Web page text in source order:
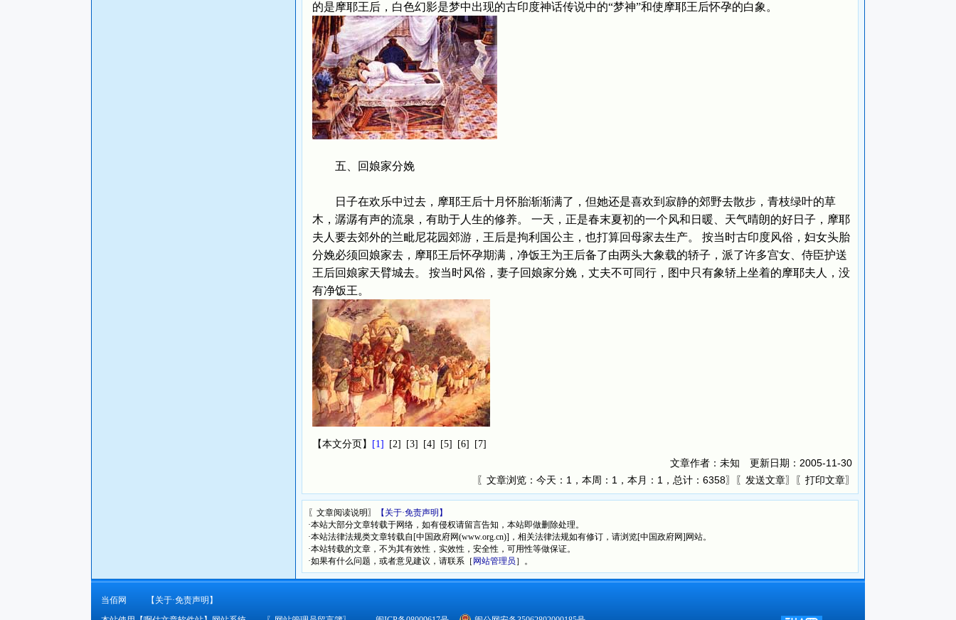
的是摩耶王后，白色幻影是梦中出现的古印度神话传说中的“梦神”和使摩耶王后怀孕的白象。
五、回娘家分娩
日子在欢乐中过去，摩耶王后十月怀胎渐渐满了，但她还是喜欢到寂静的郊野去散步，青枝绿叶的草
木，潺潺有声的流泉，有助于人生的修养。 一天，正是春末夏初的一个风和日暖、天气晴朗的好日子，摩耶
夫人要去郊外的兰毗尼花园郊游，王后是拘利国公主，也打算回母家去生产。 按当时古印度风俗，妇女头胎
分娩必须回娘家去，摩耶王后怀孕期满，净饭王为王后备了由两头大象载的轿子，派了许多宫女、侍臣护送
王后回娘家天臂城去。 按当时风俗，妻子回娘家分娩，丈夫不可同行，图中只有象轿上坐着的摩耶夫人，没
有净饭王。
【本文分页】 [1] [2] [3] [4] [5] [6] [7]
文章作者：未知 更新日期： 2005-11-30
〖文章浏览： 今天：1，本周：1，本月：1，总计：6358〗〖 发送文章〗〖 打印文章〗
〖文章阅读说明〗
【关于·免责声明】
·本站大部分文章转载于网络，如有侵权请留言告知，本站即做删除处理。
·本站法律法规类文章转载自[中国政府网(www.org.cn)]，相关法律法规如有修订，请浏览[中国政府网]网站。
·本站转载的文章，不为其有效性，实效性，安全性，可用性等做保证。
·如果有什么问题，或者意见建议，请联系［ 网站管理员 ］。
当佰网
【关于·免责声明】